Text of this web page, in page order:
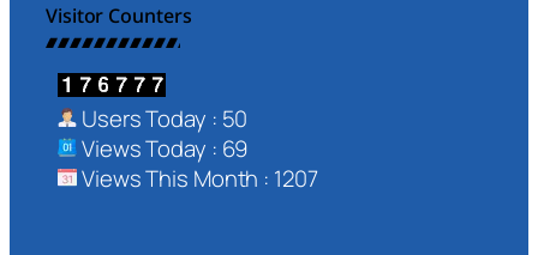
Visitor Counters
Users Today : 50
Views Today : 69
Views This Month : 1207